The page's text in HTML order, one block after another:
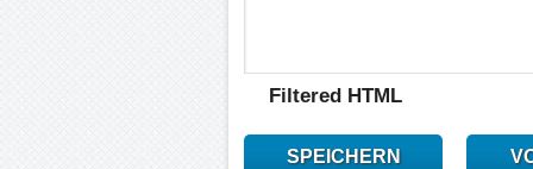
Filtered HTML
SPEICHERN